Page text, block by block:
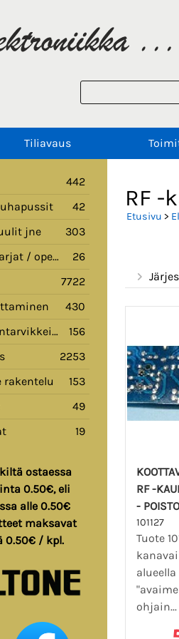
Tiliavaus
442
42
jne
303
opetussarjat
26
7722
430
156
2253
rakentelu
153
49
19
ostaessa
0.50€, eli
alle 0.50€
maksavat
0.50€ / kpl.
RF -
Etusivu >
RF -
-
101127
Tuote
ohjain...